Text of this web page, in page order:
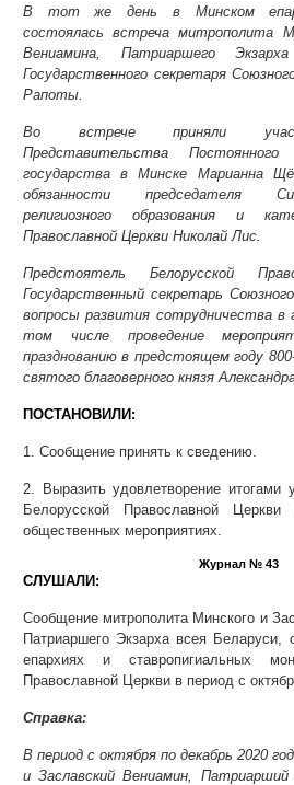
В тот же день в Минском
состоялась встреча митрополита
Вениамина, Патриаршего
Государственного секретаря
Рапоты.
Во встрече приняли
Представительства
государства в Минске Марианна
обязанности председателя
религиозного образования и
Православной Церкви Николай Лис.
Предстоятель Белорусской
Государственный секретарь
вопросы развития сотрудничества в
том числе проведение
празднованию в предстоящем году
святого благоверного князя
ПОСТАНОВИЛИ:
1. Сообщение принять к сведению.
2. Выразить удовлетворение итогами
Белорусской Православной
общественных мероприятиях.
Журнал № 43
СЛУШАЛИ:
Сообщение митрополита Минского и
Патриаршего Экзарха всея Беларуси,
епархиях и ставропигиальных
Православной Церкви в период с
Справка:
В период с октября по декабрь 2020
и Заславский Вениамин, Патриарший